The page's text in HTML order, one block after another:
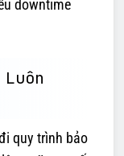
downtime
quy trình bảo